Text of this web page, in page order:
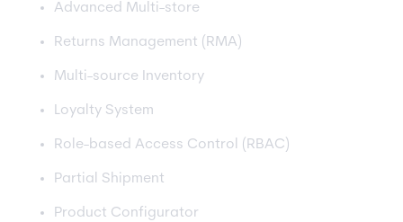
Advanced Multi-store
Returns Management (RMA)
Multi-source Inventory
Loyalty System
Role-based Access Control (RBAC)
Partial Shipment
Product Configurator